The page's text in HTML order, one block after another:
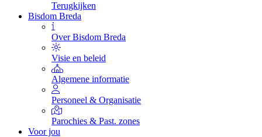
Terugkijken
Bisdom Breda
Over Bisdom Breda
Visie en beleid
Algemene informatie
Personeel & Organisatie
Parochies & Past. zones
Voor jou